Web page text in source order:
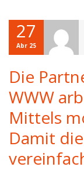
27
Abr 25
Die
WWW
Mittels
Damit